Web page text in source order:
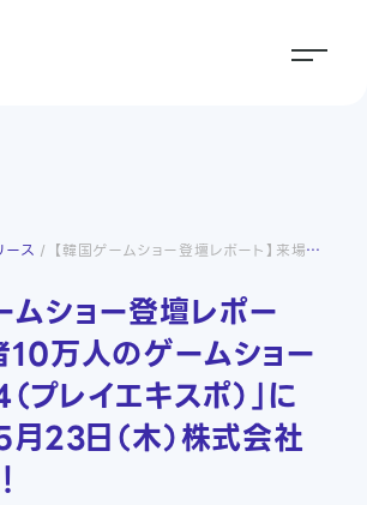
ース 【韓国ゲームショー登壇レポート】来場者10万人のゲームショー「PlayX4（プレイエキスポ）」に2024年5月23日（木）株式会社凸が登壇！
ムショー登壇レポー
10万人のゲームショー
プレイエキスポ）」に
23日（木）株式会社